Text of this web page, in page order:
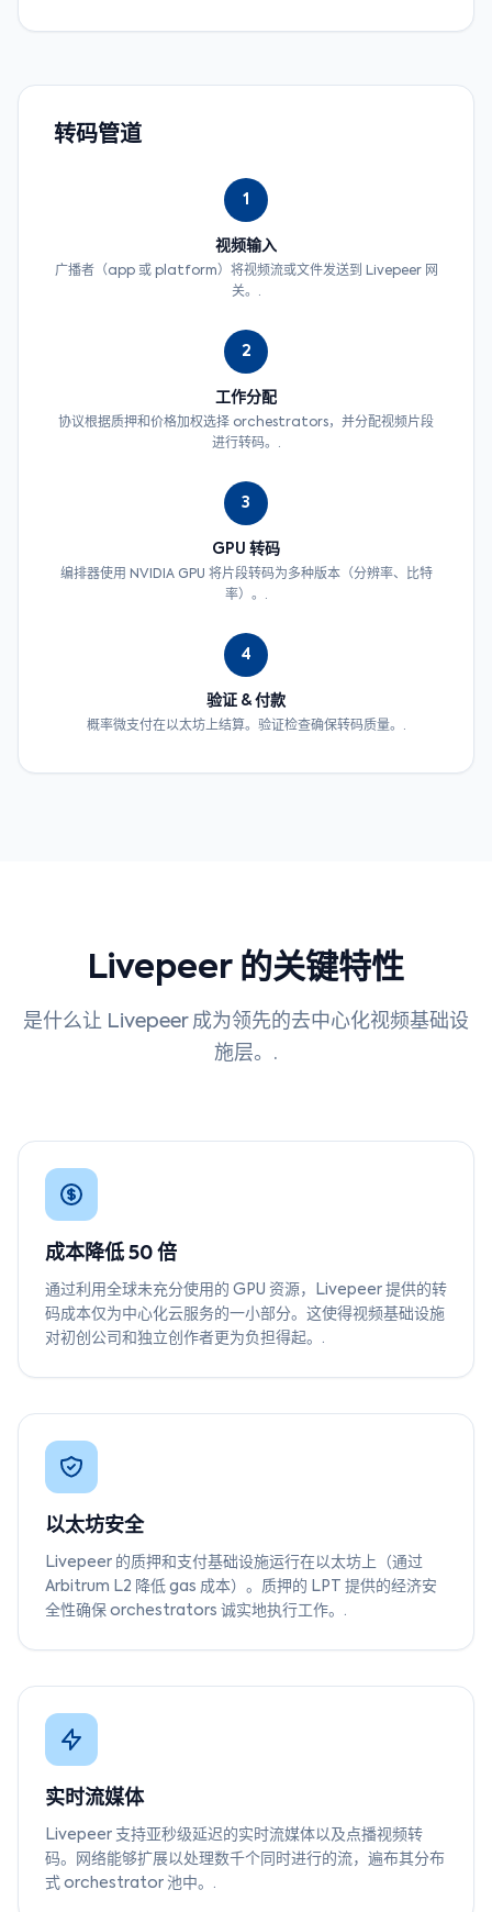
转码管道
1
视频输入
广播者（app 或 platform）将视频流或文件发送到 Livepeer 网
关。.
2
工作分配
协议根据质押和价格加权选择 orchestrators，并分配视频片段
进行转码。.
3
GPU 转码
编排器使用 NVIDIA GPU 将片段转码为多种版本（分辨率、比特
率）。.
4
验证 & 付款
概率微支付在以太坊上结算。验证检查确保转码质量。.
Livepeer 的关键特性
是什么让 Livepeer 成为领先的去中心化视频基础设
施层。.
成本降低 50 倍
通过利用全球未充分使用的 GPU 资源，Livepeer 提供的转
码成本仅为中心化云服务的一小部分。这使得视频基础设施
对初创公司和独立创作者更为负担得起。.
以太坊安全
Livepeer 的质押和支付基础设施运行在以太坊上（通过
Arbitrum L2 降低 gas 成本）。质押的 LPT 提供的经济安
全性确保 orchestrators 诚实地执行工作。.
实时流媒体
Livepeer 支持亚秒级延迟的实时流媒体以及点播视频转
码。网络能够扩展以处理数千个同时进行的流，遍布其分布
式 orchestrator 池中。.